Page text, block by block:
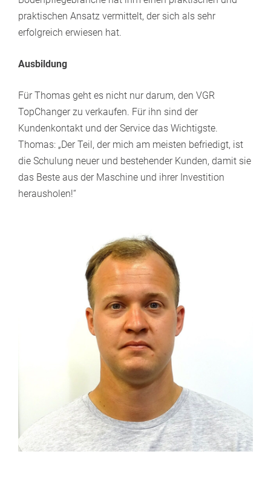
praktischen Ansatz vermittelt, der sich als sehr
erfolgreich erwiesen hat.
Ausbildung
Für Thomas geht es nicht nur darum, den VGR
TopChanger zu verkaufen. Für ihn sind der
Kundenkontakt und der Service das Wichtigste.
Thomas: „Der Teil, der mich am meisten befriedigt, ist
die Schulung neuer und bestehender Kunden, damit sie
das Beste aus der Maschine und ihrer Investition
herausholen!“